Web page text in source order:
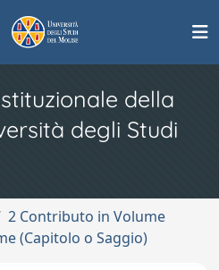
della
degli Studi
2 Contributo in Volume
(Capitolo o Saggio)